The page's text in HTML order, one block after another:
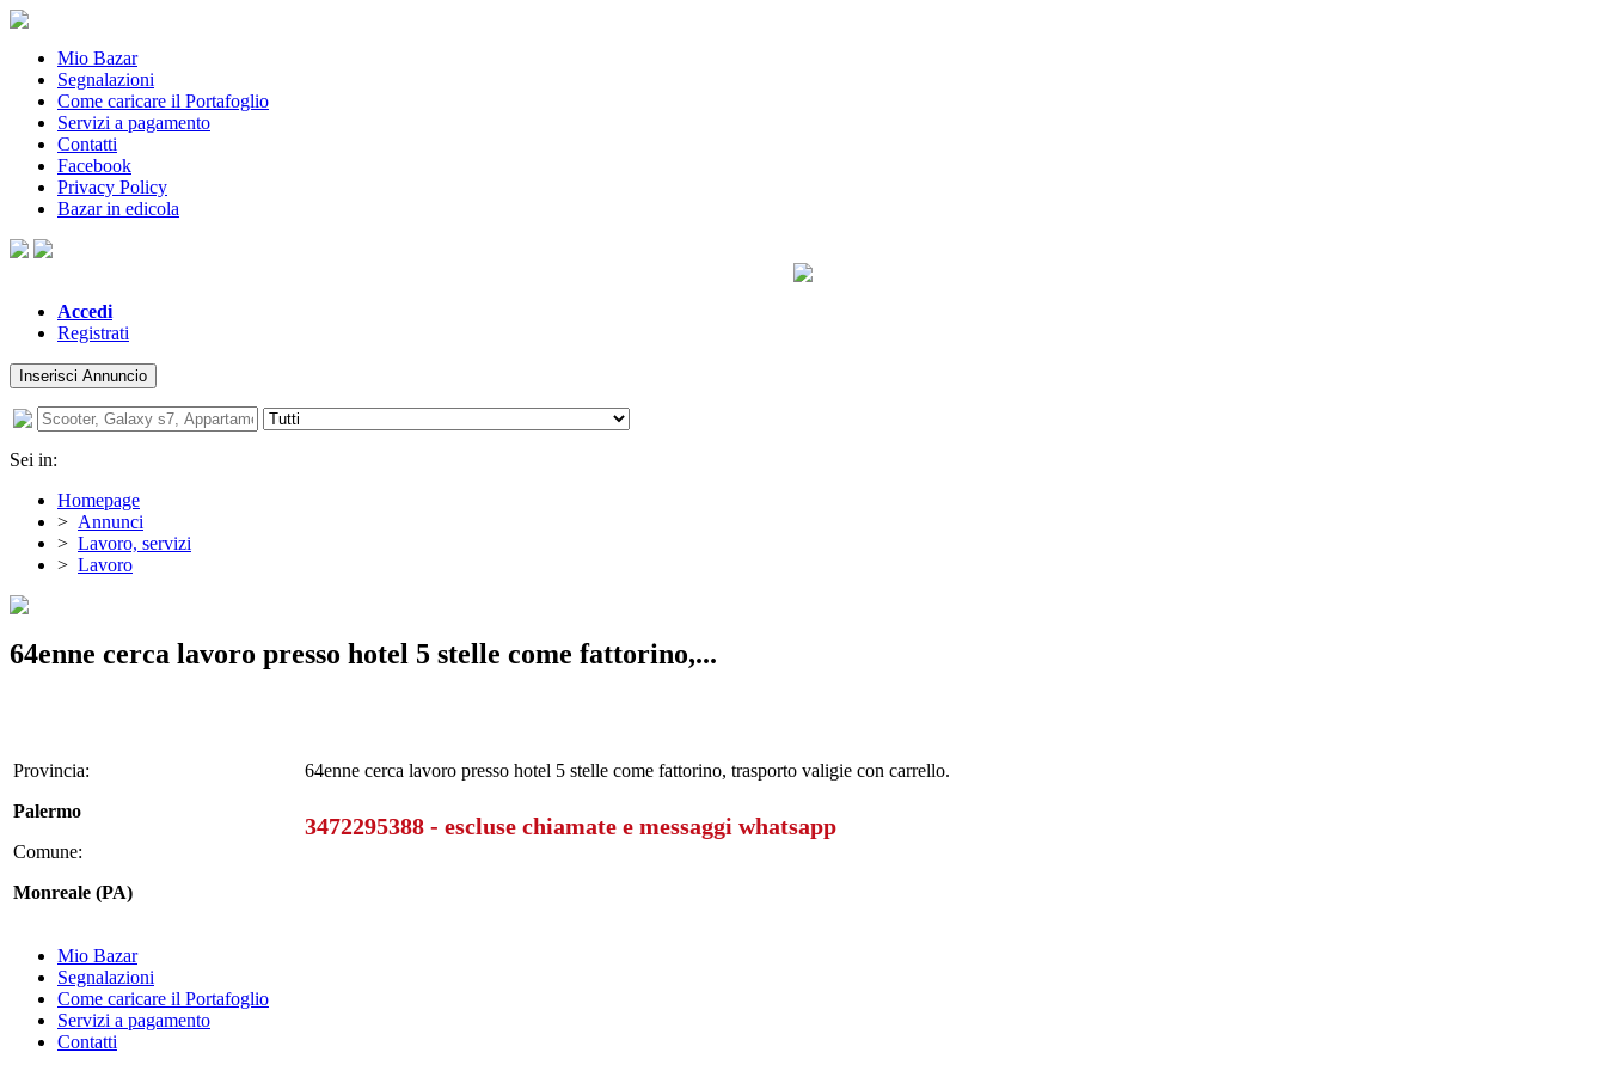
Mio Bazar
Segnalazioni
Come caricare il Portafoglio
Servizi a pagamento
Contatti
Facebook
Privacy Policy
Bazar in edicola
Accedi
Registrati
Inserisci Annuncio
Sei in:
Homepage
> Annunci
> Lavoro, servizi
> Lavoro
64enne cerca lavoro presso hotel 5 stelle come fattorino,...
Provincia:
Palermo
Comune:
Monreale (PA)
64enne cerca lavoro presso hotel 5 stelle come fattorino, trasporto valigie con carrello.
3472295388 - escluse chiamate e messaggi whatsapp
Mio Bazar
Segnalazioni
Come caricare il Portafoglio
Servizi a pagamento
Contatti